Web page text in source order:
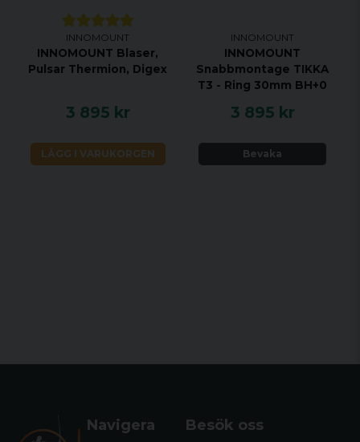
INNOMOUNT
INNOMOUNT Blaser,
Pulsar Thermion, Digex
3 895 kr
LÄGG I VARUKORGEN
INNOMOUNT
INNOMOUNT
Snabbmontage TIKKA
T3 - Ring 30mm BH+0
3 895 kr
Bevaka
Navigera Besök oss